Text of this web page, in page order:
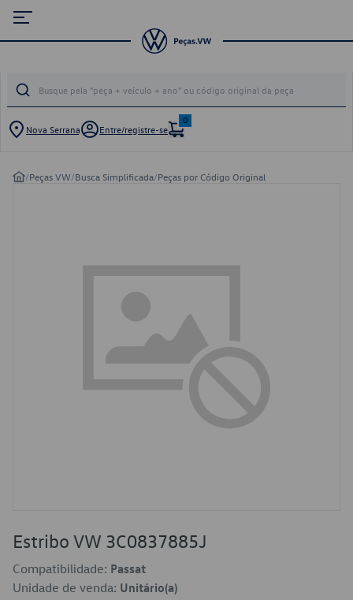
Nova Serrana Entre/registre-se
0
/Peças VW/Busca Simplificada/Peças por Código Original
Estribo VW 3C0837885J
Compatibilidade: Passat
Unidade de venda: Unitário(a)